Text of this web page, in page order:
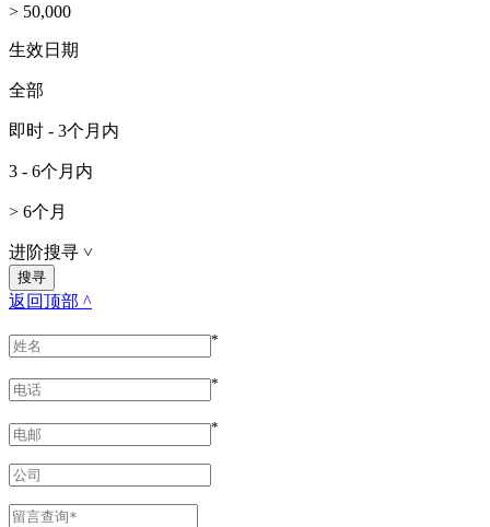
> 50,000
生效日期
全部
即时 - 3个月内
3 - 6个月内
> 6个月
进阶搜寻 ˅
返回顶部 ^
*
*
*